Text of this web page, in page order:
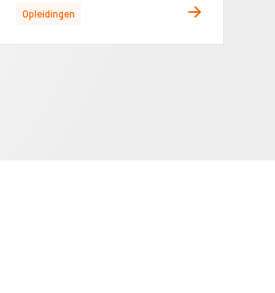
Opleidingen